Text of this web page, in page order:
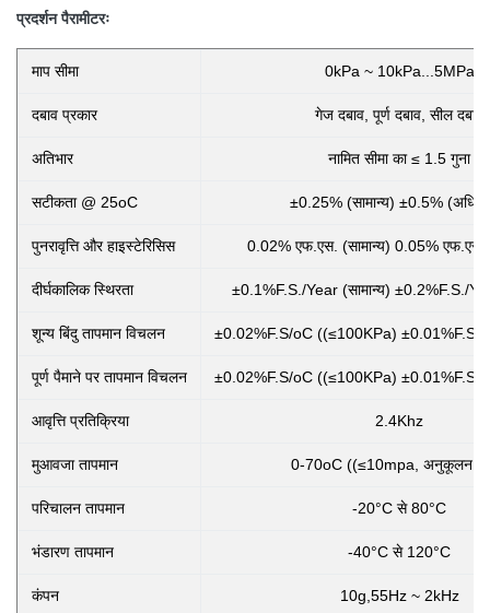
प्रदर्शन पैरामीटरः
माप सीमा 0kPa ~ 10kPa...5MPa
दबाव प्रकार गेज दबाव, पूर्ण दबाव, सील दबाव
अतिभार नामित सीमा का ≤ 1.5 गुना
सटीकता @ 25oC ±0.25% (सामान्य) ±0.5%
पुनरावृत्ति और हाइस्टेरिसिस 0.02% एफ.एस. (सामान्य) 0.05%
दीर्घकालिक स्थिरता ±0.1%F.S./Year (सामान्य) ±0.2%F.S./
शून्य बिंदु तापमान विचलन ±0.02%F.S/oC ((≤100KPa) ±0.01%F.S/
पूर्ण पैमाने पर तापमान विचलन ±0.02%F.S/oC ((≤100KPa) ±0.01%F.S/
आवृत्ति प्रतिक्रिया 2.4Khz
मुआवजा तापमान 0-70oC ((≤10mpa, अनुकूलन
परिचालन तापमान -20°C से 80°C
भंडारण तापमान -40°C से 120°C
कंपन 10g,55Hz ~ 2kHz